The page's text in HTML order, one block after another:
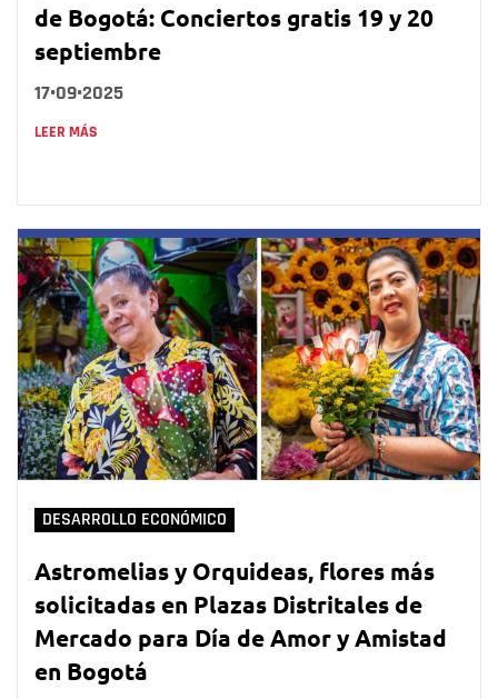
de Bogotá: Conciertos gratis 19 y 20
septiembre
17•09•2025
LEER MÁS
DESARROLLO ECONÓMICO
Astromelias y Orquideas, flores más
solicitadas en Plazas Distritales de
Mercado para Día de Amor y Amistad
en Bogotá